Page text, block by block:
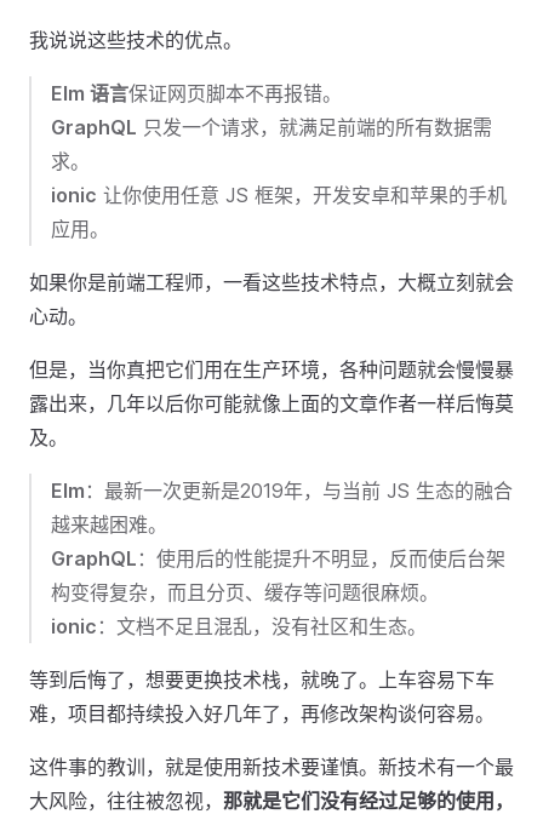
我说说这些技术的优点。
Elm 语言保证网页脚本不再报错。
GraphQL 只发一个请求，就满足前端的所有数据需
求。
ionic 让你使用任意 JS 框架，开发安卓和苹果的手机
应用。
如果你是前端工程师，一看这些技术特点，大概立刻就会
心动。
但是，当你真把它们用在生产环境，各种问题就会慢慢暴
露出来，几年以后你可能就像上面的文章作者一样后悔莫
及。
Elm ：最新一次更新是2019年，与当前 JS 生态的融合
越来越困难。
GraphQL ：使用后的性能提升不明显，反而使后台架
构变得复杂，而且分页、缓存等问题很麻烦。
ionic ：文档不足且混乱，没有社区和生态。
等到后悔了，想要更换技术栈，就晚了。上车容易下车
难，项目都持续投入好几年了，再修改架构谈何容易。
这件事的教训，就是使用新技术要谨慎。新技术有一个最
大风险，往往被忽视， 那就是它们没有经过足够的使用，